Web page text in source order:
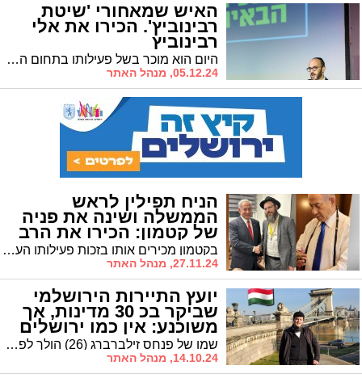
האיש שמאחורי 'שיטת
רבינוביץ'. הכירו את אלי
רבינוביץ
היום הוא מוכר בשל פעילותו בתחום הפיננסים, אך מה שלא ידעתם על אלי רבינוביץ הוא שאת תפקידו בעולם הבנקאות הוא התחיל בזכות הטלפון השבועי, הבלתי מתפשר, שאותו עשה למנהל בנק ירושלים. מאז הוא טיפס בתחום וכיום הוא עומד בראשה של חברת ליווי וייעוץ פיננסי בשם, 'מימונדלן'. אבל אם תחפשו לפגוש אותו, סיכויים טובים שתפגשו אותו דווקא בכותל // סיפורים ירושלמים – פרק 8
05.12.24, מנהל האתר
הניח תפילין לראש
הממשלה ושינה את פניה
של קטמון: הכירו את הרב
זיו אור בקטמון מכירים אותו בזכות פעילותו העניפה שחורגת הרבה מעבר לתחומי השכונה הוותיקה. ב'בית חב"ד' הוא מנצח על פעילות שכוללת הפצת תורה וחסידות, לצד מיזמי חסד בהיקף עצום. אך הרב זיו אור סבור שהוא רק בתחילת הדרך // סיפורים ירושלמים * פרק 7
27.11.24, מנהל האתר
יועץ התיירות הירושלמי
שביקר בכ 30 מדינות, אך
משוכנע: אין כמו ירושלים
שמו של פנחס זילברברג (26) הולך לפניו בזכות היותו יועץ תיירות ייחודי מסוגו, כשאת הידע הוא רכש בעצמו: הוא 'חרש' עשרות מדינות כשהוא רוכש ידע מדהים על כל מדינה בה ביקר, כשאת הידע הוא חולק עם לקוחותיו. ועדיין, אחרי שביקר בארבע יבשות ובכמעט 30 מדינות, הוא משוכנע: אין מקום טוב יותר מאשר ירושלים * סיפורים ירושלמים / פרק 5
14.10.24, מנהל האתר